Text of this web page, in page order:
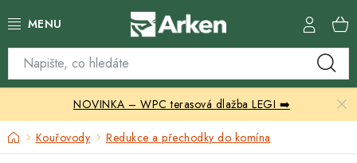
na
Skleníky
Zahradní přístřešky
Zahradní nábytek
NOVINKA – WPC terasová dlažba LEGI ➡️
DomůKouřovody Redukce a přechodky do komína